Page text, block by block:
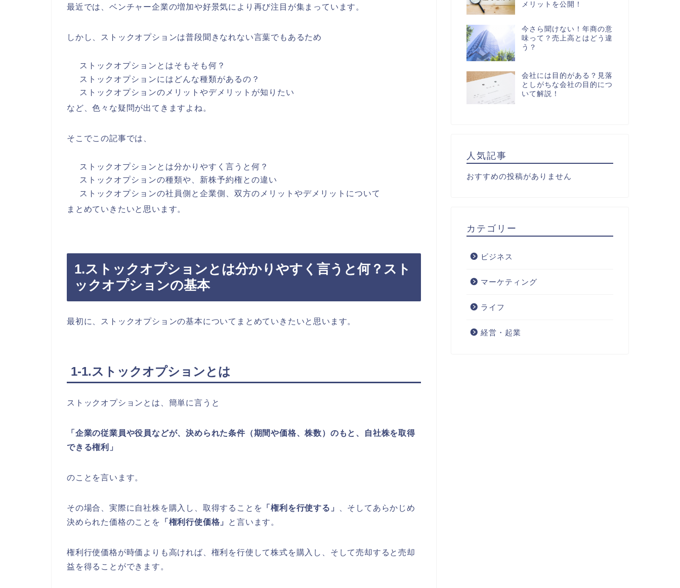
最近では、ベンチャー企業の増加や好景気により再び注目が集まっています。
しかし、ストックオプションは普段聞きなれない言葉でもあるため
ストックオプションとはそもそも何？
ストックオプションにはどんな種類があるの？
ストックオプションのメリットやデメリットが知りたい
など、色々な疑問が出てきますよね。
そこでこの記事では、
ストックオプションとは分かりやすく言うと何？
ストックオプションの種類や、新株予約権との違い
ストックオプションの社員側と企業側、双方のメリットやデメリットについて
まとめていきたいと思います。
1.ストックオプションとは分かりやすく言うと何？スト
ックオプションの基本
最初に、ストックオプションの基本についてまとめていきたいと思います。
1-1.ストックオプションとは
ストックオプションとは、簡単に言うと
「企業の従業員や役員などが、決められた条件（期間や価格、株数）のもと、自社株を取得
できる権利」
のことを言います。
その場合、実際に自社株を購入し、取得することを 「権利を行使する」
、そしてあらかじめ
決められた価格のことを
「権利行使価格」 と言います。
権利行使価格が時価よりも高ければ、権利を行使して株式を購入し、そして売却すると売却
益を得ることができます。
メリットを公開！
今さら聞けない！年商の意
味って？売上高とはどう違
う？
会社には目的がある？見落
としがちな会社の目的につ
いて解説！
人気記事
おすすめの投稿がありません
カテゴリー
ビジネス
マーケティング
ライフ
経営・起業